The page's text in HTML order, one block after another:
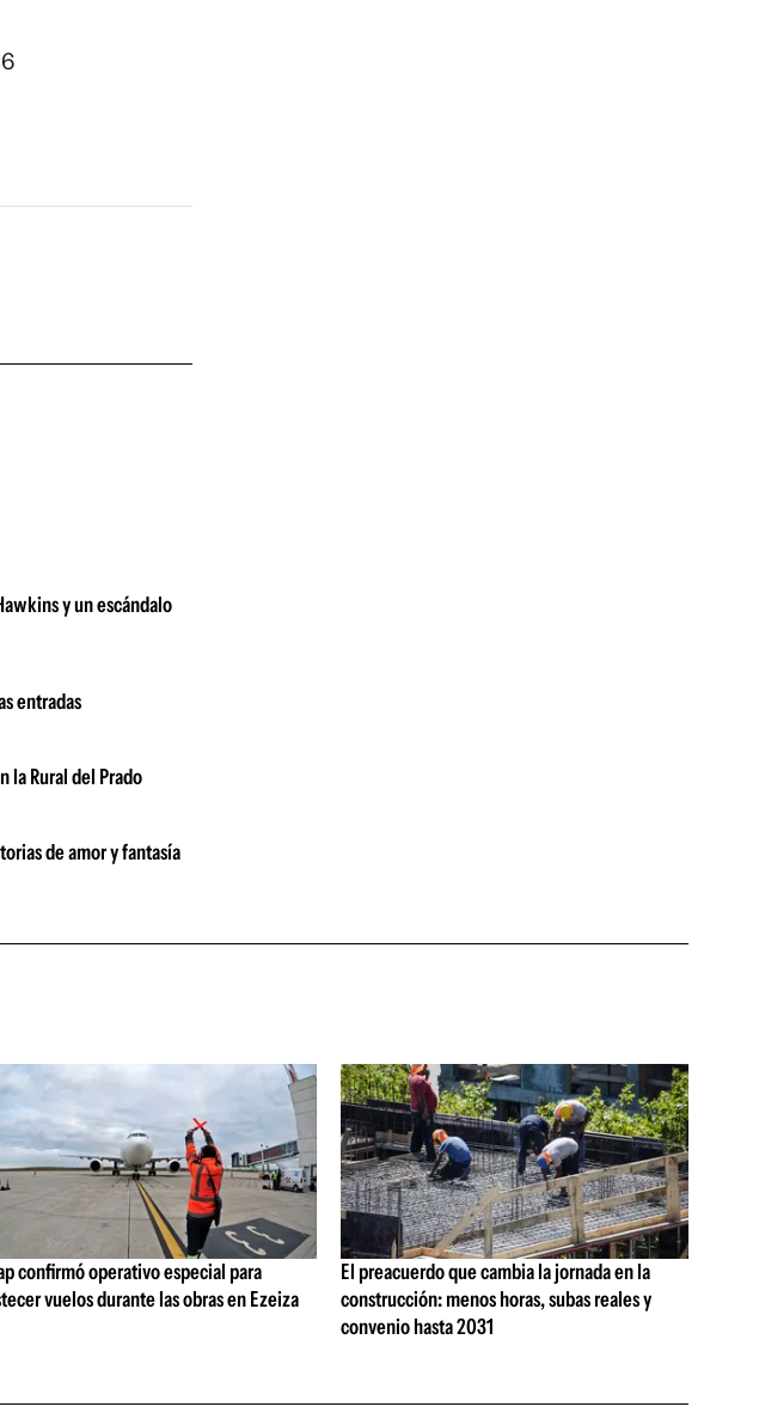
y un escándalo
entradas
la Rural del Prado
de amor y fantasía
confirmó operativo especial para
vuelos durante las obras en Ezeiza
El preacuerdo que cambia la jornada en la
construcción: menos horas, subas reales y
convenio hasta 2031